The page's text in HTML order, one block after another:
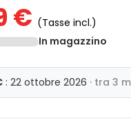
€ (Tasse incl.)
In magazzino
: 22 ottobre 2026 · tra 3